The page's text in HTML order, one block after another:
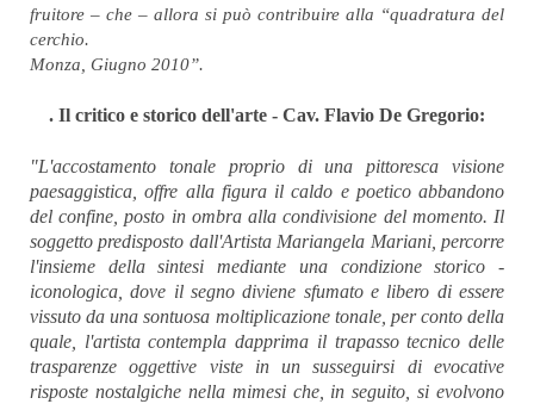
fruitore – che – allora si può contribuire alla “quadratura del
cerchio.
Monza, Giugno 2010”.
. Il critico e storico dell'arte - Cav. Flavio De Gregorio:
"L'accostamento tonale proprio di una pittoresca visione
paesaggistica, offre alla figura il caldo e poetico abbandono
del confine, posto in ombra alla condivisione del momento. Il
soggetto predisposto dall'Artista Mariangela Mariani, percorre
l'insieme della sintesi mediante una condizione storico -
iconologica, dove il segno diviene sfumato e libero di essere
vissuto da una sontuosa moltiplicazione tonale, per conto della
quale, l'artista contempla dapprima il trapasso tecnico delle
trasparenze oggettive viste in un susseguirsi di evocative
risposte nostalgiche nella mimesi che, in seguito, si evolvono